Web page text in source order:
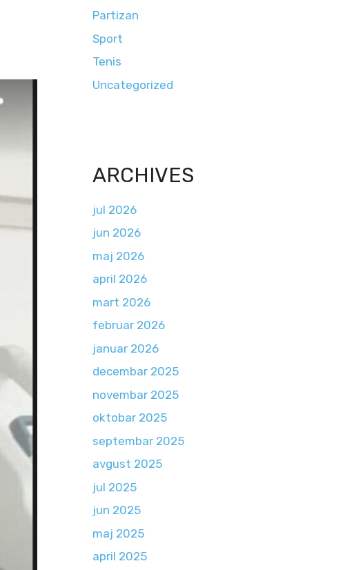
Partizan
Sport
Tenis
Uncategorized
ARCHIVES
jul 2026
jun 2026
maj 2026
april 2026
mart 2026
februar 2026
januar 2026
decembar 2025
novembar 2025
oktobar 2025
septembar 2025
avgust 2025
jul 2025
jun 2025
maj 2025
april 2025